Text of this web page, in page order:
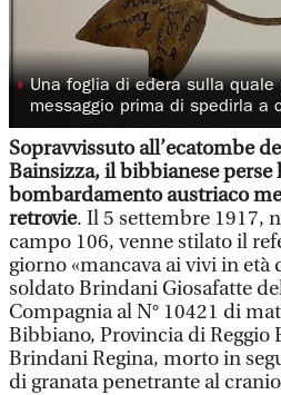
◗Una foglia di edera sulla
messaggio prima di spedirla a
Sopravvissuto all’ecatombe
Bainsizza, il bibbianese perse
bombardamento austriaco
retrovie. Il 5 settembre 1917,
campo 106, venne stilato il
giorno «mancava ai vivi in età
soldato Brindani Giosafatte
Compagnia al N° 10421 di
Bibbiano, Provincia di Reggio
Brindani Regina, morto in
di granata penetrante al